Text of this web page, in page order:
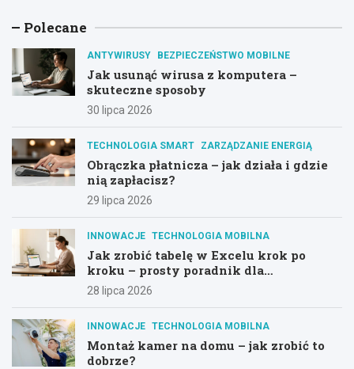
Polecane
ANTYWIRUSY BEZPIECZEŃSTWO MOBILNE
Jak usunąć wirusa z komputera –
skuteczne sposoby
30 lipca 2026
TECHNOLOGIA SMART ZARZĄDZANIE ENERGIĄ
Obrączka płatnicza – jak działa i gdzie
nią zapłacisz?
29 lipca 2026
INNOWACJE TECHNOLOGIA MOBILNA
Jak zrobić tabelę w Excelu krok po
kroku – prosty poradnik dla
początkujących
28 lipca 2026
INNOWACJE TECHNOLOGIA MOBILNA
Montaż kamer na domu – jak zrobić to
dobrze?